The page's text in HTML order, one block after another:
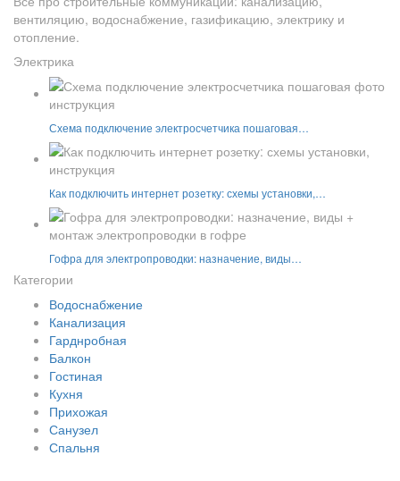
вентиляцию, водоснабжение, газификацию, электрику и
отопление.
Электрика
Схема подключение электросчетчика пошаговая…
Как подключить интернет розетку: схемы установки,…
Гофра для электропроводки: назначение, виды…
Категории
Водоснабжение
Канализация
Гарднробная
Балкон
Гостиная
Кухня
Прихожая
Санузел
Спальня